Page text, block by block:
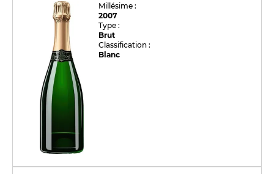
Millésime :
2007
Type :
Brut
Classification :
Blanc